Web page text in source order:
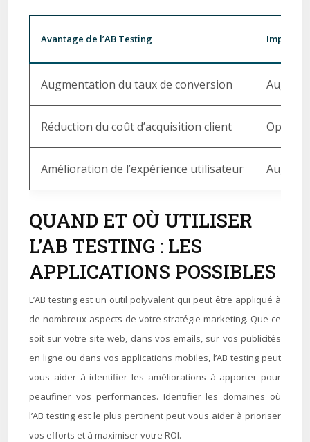
Avantage de l’AB Testing Impact
Augmentation du taux de conversion
Réduction du coût d’acquisition client
Amélioration de l’expérience utilisateur
QUAND ET OÙ UTILISER
L’AB TESTING : LES
APPLICATIONS POSSIBLES
L’AB testing est un outil polyvalent qui peut être appliqué à
de nombreux aspects de votre stratégie marketing. Que ce
soit sur votre site web, dans vos emails, sur vos publicités
en ligne ou dans vos applications mobiles, l’AB testing peut
vous aider à identifier les améliorations à apporter pour
peaufiner vos performances. Identifier les domaines où
l’AB testing est le plus pertinent peut vous aider à prioriser
vos efforts et à maximiser votre ROI.